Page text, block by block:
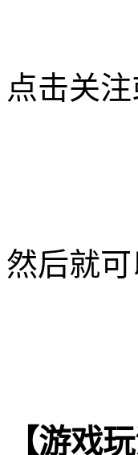
点击关注
然后就
【游戏玩